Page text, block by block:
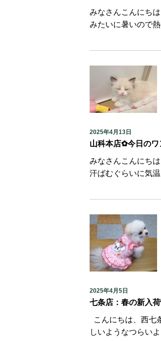
みなさんこんにち
みたいに暑いので
2025年4月13日
山科本店✿今日のワ
みなさんこんにち
汗ばむぐらいに気
2025年4月5日
七条店：春の新入荷
こんにちは、西七
しいようなつらい